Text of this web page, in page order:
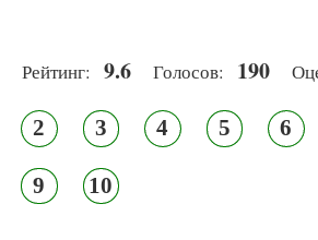
Рейтинг: 9.6 Голосов: 190
2 3 4 5 6
9 10